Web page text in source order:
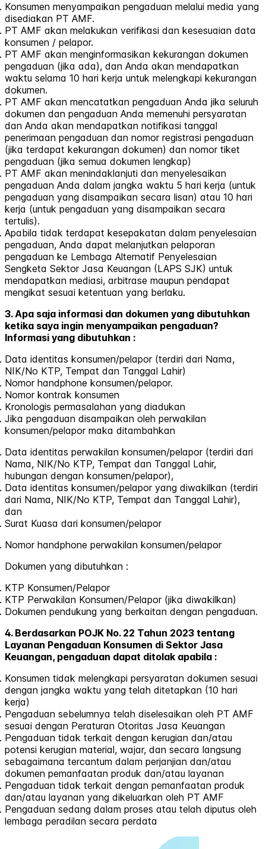
Konsumen menyampaikan pengaduan melalui media yang
disediakan PT AMF.
PT AMF akan melakukan verifikasi dan kesesuaian data
konsumen / pelapor.
PT AMF akan menginformasikan kekurangan dokumen
pengaduan (jika ada), dan Anda akan mendapatkan
waktu selama 10 hari kerja untuk melengkapi kekurangan
dokumen.
PT AMF akan mencatatkan pengaduan Anda jika seluruh
dokumen dan pengaduan Anda memenuhi persyaratan
dan Anda akan mendapatkan notifikasi tanggal
penerimaan pengaduan dan nomor registrasi pengaduan
(jika terdapat kekurangan dokumen) dan nomor tiket
pengaduan (jika semua dokumen lengkap)
PT AMF akan menindaklanjuti dan menyelesaikan
pengaduan Anda dalam jangka waktu 5 hari kerja (untuk
pengaduan yang disampaikan secara lisan) atau 10 hari
kerja (untuk pengaduan yang disampaikan secara
tertulis).
Apabila tidak terdapat kesepakatan dalam penyelesaian
pengaduan, Anda dapat melanjutkan pelaporan
pengaduan ke Lembaga Alternatif Penyelesaian
Sengketa Sektor Jasa Keuangan (LAPS SJK) untuk
mendapatkan mediasi, arbitrase maupun pendapat
mengikat sesuai ketentuan yang berlaku.
3. Apa saja informasi dan dokumen yang dibutuhkan
ketika saya ingin menyampaikan pengaduan?
Informasi yang dibutuhkan :
Data identitas konsumen/pelapor (terdiri dari Nama,
NIK/No KTP, Tempat dan Tanggal Lahir)
Nomor handphone konsumen/pelapor.
Nomor kontrak konsumen
Kronologis permasalahan yang diadukan
Jika pengaduan disampaikan oleh perwakilan
konsumen/pelapor maka ditambahkan
Data identitas perwakilan konsumen/pelapor (terdiri dari
Nama, NIK/No KTP, Tempat dan Tanggal Lahir,
hubungan dengan konsumen/pelapor),
Data identitas konsumen/pelapor yang diwakilkan (terdiri
dari Nama, NIK/No KTP, Tempat dan Tanggal Lahir),
dan
Surat Kuasa dari konsumen/pelapor
Nomor handphone perwakilan konsumen/pelapor
Dokumen yang dibutuhkan :
KTP Konsumen/Pelapor
KTP Perwakilan Konsumen/Pelapor (jika diwakilkan)
Dokumen pendukung yang berkaitan dengan pengaduan.
4. Berdasarkan POJK No. 22 Tahun 2023 tentang
Layanan Pengaduan Konsumen di Sektor Jasa
Keuangan, pengaduan dapat ditolak apabila :
Konsumen tidak melengkapi persyaratan dokumen sesuai
dengan jangka waktu yang telah ditetapkan (10 hari
kerja)
Pengaduan sebelumnya telah diselesaikan oleh PT AMF
sesuai dengan Peraturan Otoritas Jasa Keuangan
Pengaduan tidak terkait dengan kerugian dan/atau
potensi kerugian material, wajar, dan secara langsung
sebagaimana tercantum dalam perjanjian dan/atau
dokumen pemanfaatan produk dan/atau layanan
Pengaduan tidak terkait dengan pemanfaatan produk
dan/atau layanan yang dikeluarkan oleh PT AMF
Pengaduan sedang dalam proses atau telah diputus oleh
lembaga peradilan secara perdata